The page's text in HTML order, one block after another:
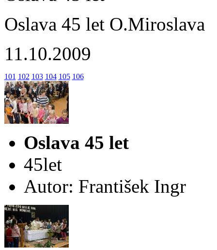
Oslava 45 let O.Miroslava
11.10.2009
101 102 103 104 105 106
Oslava 45 let
45let
Autor: František Ingr